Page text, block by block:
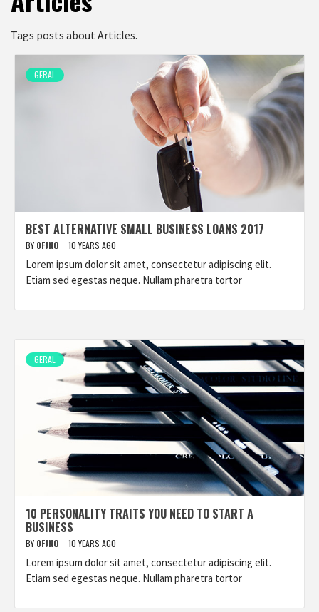
Tags posts about Articles.
GERAL
BEST ALTERNATIVE SMALL BUSINESS LOANS 2017
BY 0FJNO 10 YEARS AGO
Lorem ipsum dolor sit amet, consectetur adipiscing elit.
Etiam sed egestas neque. Nullam pharetra tortor
GERAL
10 PERSONALITY TRAITS YOU NEED TO START A
BUSINESS
BY 0FJNO 10 YEARS AGO
Lorem ipsum dolor sit amet, consectetur adipiscing elit.
Etiam sed egestas neque. Nullam pharetra tortor